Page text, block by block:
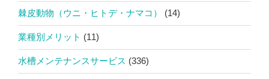
棘皮動物（ウニ・ヒトデ・ナマコ） (14)
業種別メリット (11)
水槽メンテナンスサービス (336)